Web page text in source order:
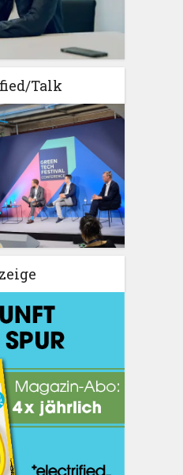
Talk